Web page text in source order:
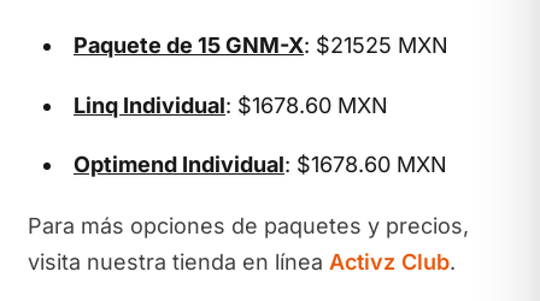
Paquete de 15 GNM-X: $21525 MXN
Linq Individual: $1678.60 MXN
Optimend Individual: $1678.60 MXN
Para más opciones de paquetes y precios,
visita nuestra tienda en línea Activz Club.